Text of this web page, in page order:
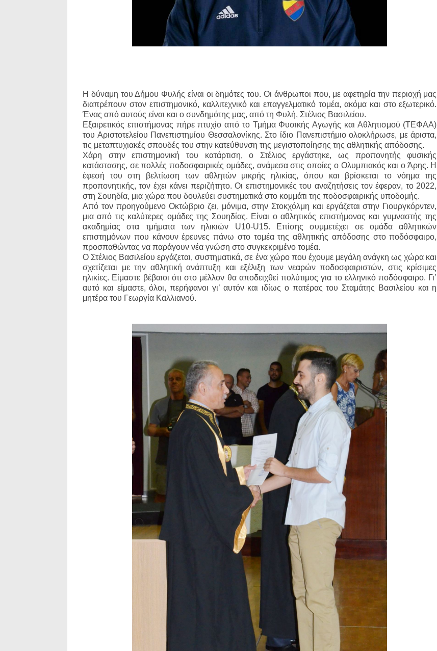
Η δύναμη του Δήμου Φυλής είναι οι δημότες του. Οι άνθρωποι που, με αφετηρία την περιοχή μας
διαπρέπουν στον επιστημονικό, καλλιτεχνικό και επαγγελματικό τομέα, ακόμα και στο εξωτερικό.
Ένας από αυτούς είναι και ο συνδημότης μας, από τη Φυλή, Στέλιος Βασιλείου.
Εξαιρετικός επιστήμονας πήρε πτυχίο από το Τμήμα Φυσικής Αγωγής και Αθλητισμού (ΤΕΦΑΑ)
του Αριστοτελείου Πανεπιστημίου Θεσσαλονίκης. Στο ίδιο Πανεπιστήμιο ολοκλήρωσε, με άριστα,
τις μεταπτυχιακές σπουδές του στην κατεύθυνση της μεγιστοποίησης της αθλητικής απόδοσης.
Χάρη στην επιστημονική του κατάρτιση, ο Στέλιος εργάστηκε, ως προπονητής φυσικής
κατάστασης, σε πολλές ποδοσφαιρικές ομάδες, ανάμεσα στις οποίες ο Ολυμπιακός και ο Άρης. Η
έφεσή του στη βελτίωση των αθλητών μικρής ηλικίας, όπου και βρίσκεται το νόημα της
προπονητικής, τον έχει κάνει περιζήτητο. Οι επιστημονικές του αναζητήσεις τον έφεραν, το 2022,
στη Σουηδία, μια χώρα που δουλεύει συστηματικά στο κομμάτι της ποδοσφαιρικής υποδομής.
Από τον προηγούμενο Οκτώβριο ζει, μόνιμα, στην Στοκχόλμη και εργάζεται στην Γιουργκόρντεν,
μια από τις καλύτερες ομάδες της Σουηδίας. Είναι ο αθλητικός επιστήμονας και γυμναστής της
ακαδημίας στα τμήματα των ηλικιών U10-U15. Επίσης συμμετέχει σε ομάδα αθλητικών
επιστημόνων που κάνουν έρευνες πάνω στο τομέα της αθλητικής απόδοσης στο ποδόσφαιρο,
προσπαθώντας να παράγουν νέα γνώση στο συγκεκριμένο τομέα.
Ο Στέλιος Βασιλείου εργάζεται, συστηματικά, σε ένα χώρο που έχουμε μεγάλη ανάγκη ως χώρα και
σχετίζεται με την αθλητική ανάπτυξη και εξέλιξη των νεαρών ποδοσφαιριστών, στις κρίσιμες
ηλικίες. Είμαστε βέβαιοι ότι στο μέλλον θα αποδειχθεί πολύτιμος για το ελληνικό ποδόσφαιρο. Γι’
αυτό και είμαστε, όλοι, περήφανοι γι’ αυτόν και ιδίως ο πατέρας του Σταμάτης Βασιλείου και η
μητέρα του Γεωργία Καλλιανού.